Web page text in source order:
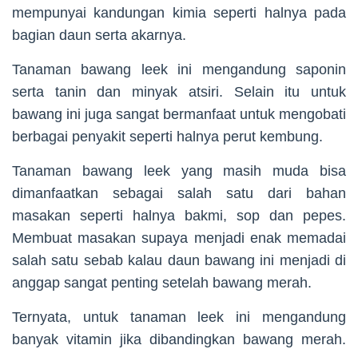
mempunyai kandungan kimia seperti halnya pada
bagian daun serta akarnya.
Tanaman bawang leek ini mengandung saponin
serta tanin dan minyak atsiri. Selain itu untuk
bawang ini juga sangat bermanfaat untuk mengobati
berbagai penyakit seperti halnya perut kembung.
Tanaman bawang leek yang masih muda bisa
dimanfaatkan sebagai salah satu dari bahan
masakan seperti halnya bakmi, sop dan pepes.
Membuat masakan supaya menjadi enak memadai
salah satu sebab kalau daun bawang ini menjadi di
anggap sangat penting setelah bawang merah.
Ternyata, untuk tanaman leek ini mengandung
banyak vitamin jika dibandingkan bawang merah.